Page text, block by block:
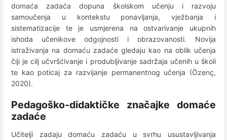
domaća zadaća dopuna školskom učenju i razvoju
samoučenja u kontekstu ponavljanja, vježbanja i
sistematizacije te je usmjerena na ostvarivanje ukupnih
ishoda učenikove odgojnosti i obrazovanosti. Novija
istraživanja na domaću zadaće gledaju kao na oblik učenja
čiji je cilj učvršćivanje i produbljivanje sadržaja učenih u školi
te kao poticaj za razvijanje permanentnog učenja (Özenç,
2020).
Pedagoško-didaktičke značajke domaće
zadaće
Učitelji zadaju domaću zadaću u svrhu usustavljivanja